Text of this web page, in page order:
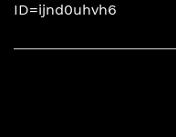
ID=ijnd0uhvh6